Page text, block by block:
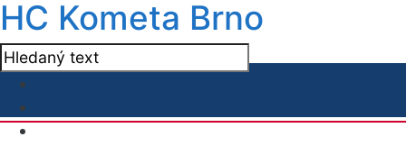
HC Kometa Brno